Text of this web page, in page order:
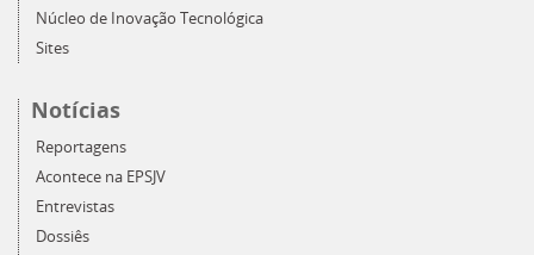
Núcleo de Inovação Tecnológica
Sites
Notícias
Reportagens
Acontece na EPSJV
Entrevistas
Dossiês